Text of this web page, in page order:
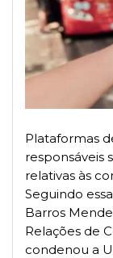
Plataformas
responsáveis
relativas às
Seguindo
Barros
Relações de
condenou a